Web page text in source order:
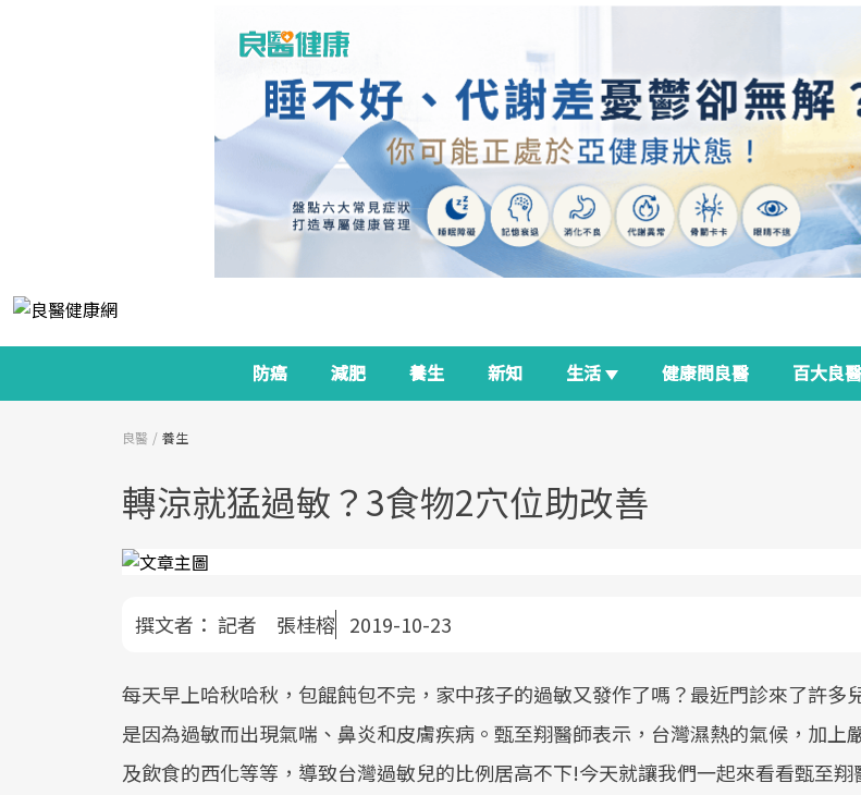
防癌 減肥 養生 新知 生活 健康問良醫 百大良醫
良醫 養生
轉涼就猛過敏？3食物2穴位助改善
撰文者： 記者 張桂榕 2019-10-23
每天早上哈秋哈秋，包餛飩包不完，家中孩子的過敏又發作了嗎？最近門診來了許多
是因為過敏而出現氣喘、鼻炎和皮膚疾病。甄至翔醫師表示，台灣濕熱的氣候，加上
及飲食的西化等等，導致台灣過敏兒的比例居高不下!今天就讓我們一起來看看甄至翔
面對超高齡社會的浪潮，台灣
邁向「健康照護」的新時代。
政策如「健康台灣推動委員會
照3.0」的推進，「預防醫學
2025年，就到良醫生活祭體驗
健康新生活」，從講座、體驗
全面啟動你的健康革命！
良醫健康網從「換季的身體變
發，透過醫學觀點與日常感受
建立對亞健康的認知，進而引
改善行動。